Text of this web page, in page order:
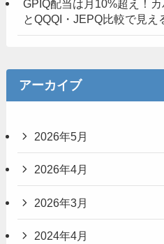
GPIQ配当は月10%超え！
とQQQI・JEPQ比較で見え
アーカイブ
2026年5月
2026年4月
2026年3月
2024年4月